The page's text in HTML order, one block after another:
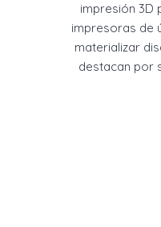
impresión 3D
impresoras de
materializar
destacan por